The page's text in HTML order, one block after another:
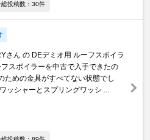
投稿数：30件
さん の DEデミオ用 ルーフスポイラ
スポイラーを中古で入手できたの
ための金具がすべてない状態でし
ッシャーとスプリングワッシ ...